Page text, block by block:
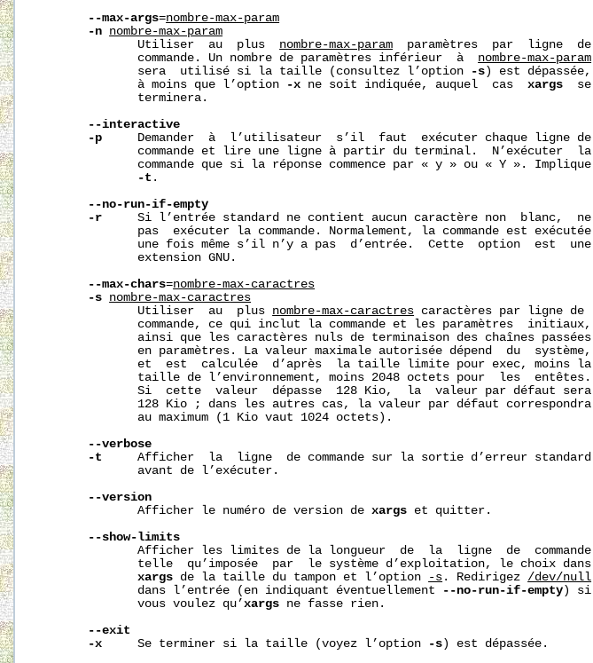
--max-args=nombre-max-param
-n nombre-max-param
              Utiliser  au  plus
nombre-max-param
  paramètres  par  ligne  de
              commande. Un nombre de paramètres inférieur  à
nombre-max-param
              sera  utilisé si la taille (consultez l’option
-s ) est dépassée,
              à moins que l’option
-x ne soit indiquée, auquel  cas xargs
  se
              terminera.
--interactive
-p
     Demander  à  l’utilisateur  s’il  faut  exécuter chaque ligne de
              commande et lire une ligne à partir du terminal.  N’exécuter  la
              commande que si la réponse commence par « y » ou « Y ». Implique
-t .
--no-run-if-empty
-r
     Si l’entrée standard ne contient aucun caractère non  blanc,  ne
              pas  exécuter la commande. Normalement, la commande est exécutée
              une fois même s’il n’y a pas  d’entrée.  Cette  option  est  une
              extension GNU.
--max-chars=nombre-max-caractres
-s nombre-max-caractres
              Utiliser  au  plus
nombre-max-caractres caractères par ligne de
              commande, ce qui inclut la commande et les paramètres  initiaux,
              ainsi que les caractères nuls de terminaison des chaînes passées
              en paramètres. La valeur maximale autorisée dépend  du  système,
              et  est  calculée  d’après  la taille limite pour exec, moins la
              taille de l’environnement, moins 2048 octets pour  les  entêtes.
              Si  cette  valeur  dépasse  128 Kio,  la  valeur par défaut sera
              128 Kio ; dans les autres cas, la valeur par défaut correspondra
              au maximum (1 Kio vaut 1024 octets).
--verbose
-t
     Afficher  la  ligne  de commande sur la sortie d’erreur standard
              avant de l’exécuter.
--version
              Afficher le numéro de version de
xargs et quitter.
--show-limits
              Afficher les limites de la longueur  de  la  ligne  de  commande
              telle  qu’imposée  par  le système d’exploitation, le choix dans
xargs de la taille du tampon et l’option -s . Redirigez /dev/null
              dans l’entrée (en indiquant éventuellement
--no-run-if-empty ) si
              vous voulez qu’
xargs ne fasse rien.
--exit
-x
     Se terminer si la taille (voyez l’option
-s ) est dépassée.